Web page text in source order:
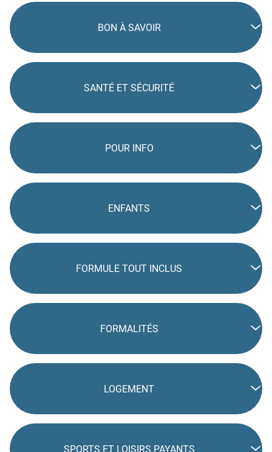
BON À SAVOIR
SANTÉ ET SÉCURITÉ
POUR INFO
ENFANTS
FORMULE TOUT INCLUS
FORMALITÉS
LOGEMENT
SPORTS ET LOISIRS PAYANTS